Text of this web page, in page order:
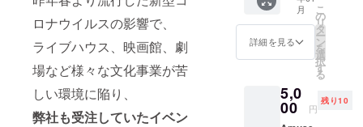
ロナウイルスの影響で、
ライブハウス、映画館、劇
場など様々な文化事業が苦
しい環境に陥り、
弊社も受注していたイベン
演料と
してお
渡しし
ます。
※返礼
葉月か
らの手
書き
月
詳細を見る
こ
の
リ
タ
ー
ン
を
選
択
す
る
5,0
00 円
残り10